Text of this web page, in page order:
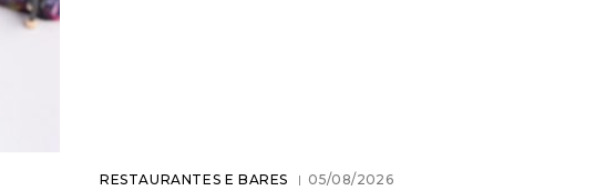
RESTAURANTES E BARES 05/08/2026